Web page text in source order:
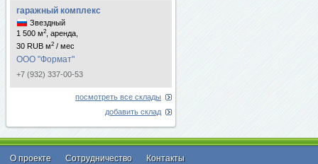
гаражный комплекс
Звездный
1 500 м2
, аренда,
30 RUB м2 / мес
ООО "Формат"
+7 (932) 337-00-53
посмотреть все склады
добавить склад
О проекте Cотрудничество Контакты